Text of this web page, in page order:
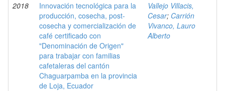
2018
Innovación tecnológica para la
producción, cosecha, post-
cosecha y comercialización de
café certificado con
"Denominación de Origen"
para trabajar con familias
cafetaleras del cantón
Chaguarpamba en la provincia
de Loja, Ecuador
Vallejo Villacis,
Cesar; Carrión
Vivanco, Lauro
Alberto